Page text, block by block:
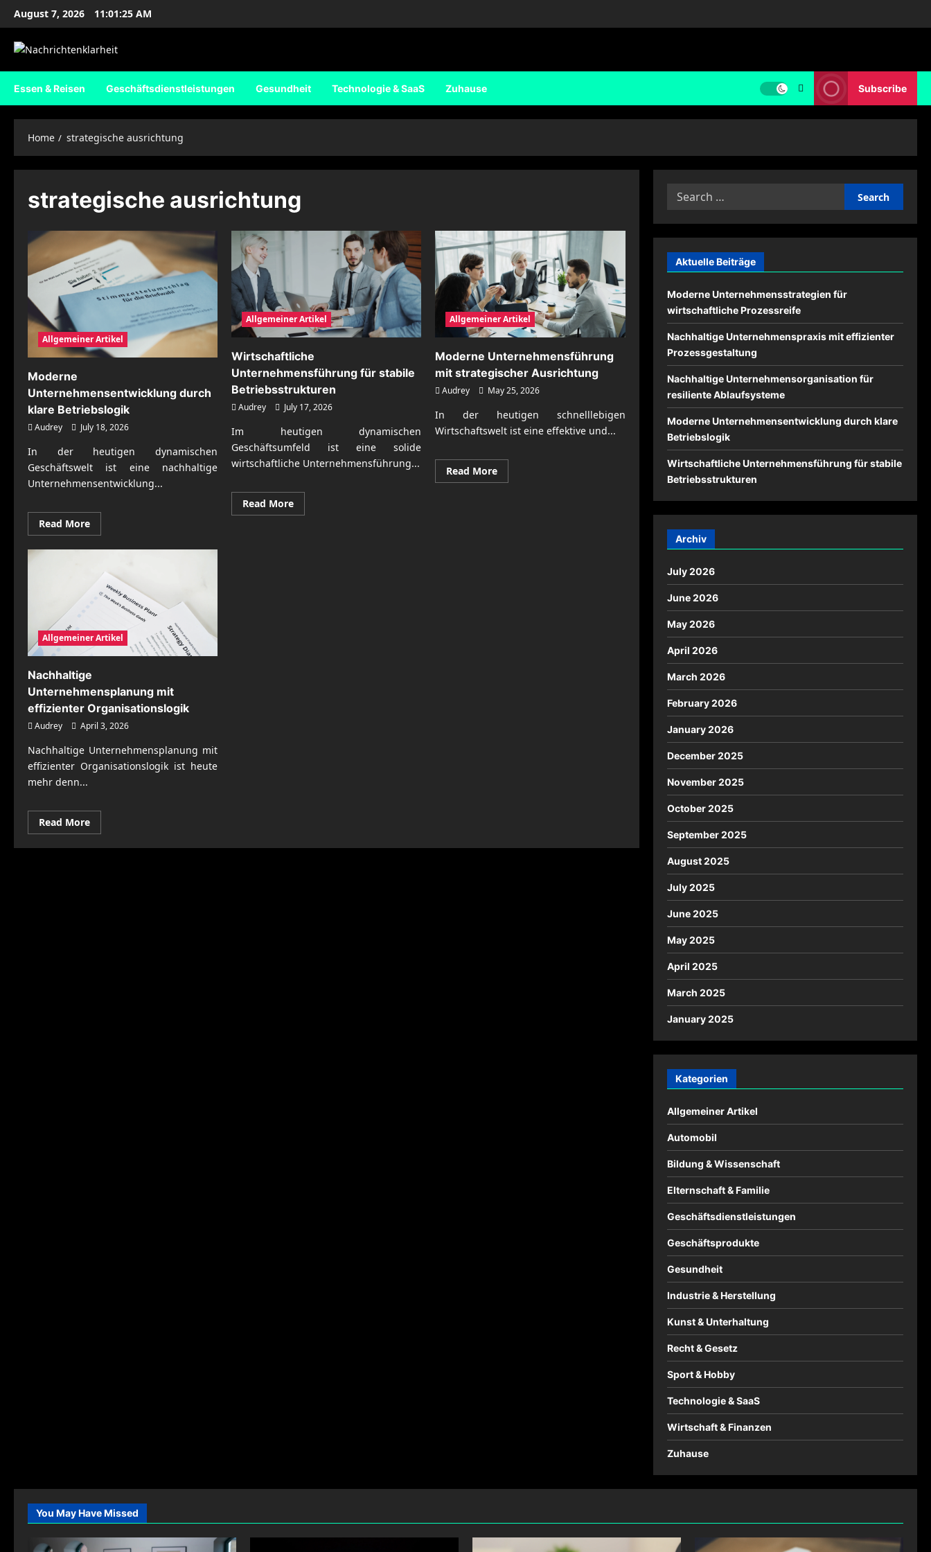
Skip
content
August 7, 2026 11:01:26 AM
Essen & Reisen Geschäftsdienstleistungen Gesundheit Technologie & SaaS Zuhause Subscribe
Home strategische ausrichtung
strategische ausrichtung
Allgemeiner Artikel
Moderne
Unternehmensentwicklung durch
klare Betriebslogik
Audrey July 18, 2026
In der heutigen dynamischen
Geschäftswelt ist eine nachhaltige
Unternehmensentwicklung...
Read MoreRead
more
Moderne
durch
klare
Betriebslogik
Allgemeiner Artikel
Wirtschaftliche
Unternehmensführung für stabile
Betriebsstrukturen
Audrey July 17, 2026
Im heutigen dynamischen
Geschäftsumfeld ist eine solide
wirtschaftliche Unternehmensführung...
Read MoreRead
more
Allgemeiner Artikel
Moderne Unternehmensführung
mit strategischer Ausrichtung
Audrey May 25, 2026
In der heutigen schnelllebigen
Wirtschaftswelt ist eine effektive und...
Read MoreRead
more
Allgemeiner Artikel
Nachhaltige
Unternehmensplanung mit
effizienter Organisationslogik
Audrey April 3, 2026
Nachhaltige Unternehmensplanung mit
effizienter Organisationslogik ist heute
mehr denn...
Read MoreRead
more
Nachhaltige
Search
Aktuelle Beiträge
Moderne Unternehmensstrategien für
wirtschaftliche Prozessreife
Nachhaltige Unternehmenspraxis mit effizienter
Prozessgestaltung
Nachhaltige Unternehmensorganisation für
resiliente Ablaufsysteme
Moderne Unternehmensentwicklung durch klare
Betriebslogik
Wirtschaftliche Unternehmensführung für stabile
Betriebsstrukturen
Archiv
July 2026
June 2026
May 2026
April 2026
March 2026
February 2026
January 2026
December 2025
November 2025
October 2025
September 2025
August 2025
July 2025
June 2025
May 2025
April 2025
March 2025
January 2025
Kategorien
Allgemeiner Artikel
Automobil
Bildung & Wissenschaft
Elternschaft & Familie
Geschäftsdienstleistungen
Geschäftsprodukte
Gesundheit
Industrie & Herstellung
Kunst & Unterhaltung
Recht & Gesetz
Sport & Hobby
Technologie & SaaS
Wirtschaft & Finanzen
Zuhause
You May Have Missed